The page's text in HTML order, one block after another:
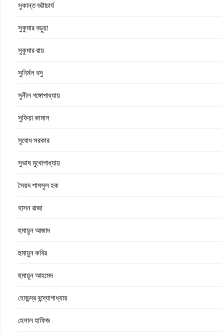
সুকান্ত ভট্টাচার্য
সুকুমার বড়ুয়া
সুকুমার রায়
সুনির্মল বসু
সুনীল গঙ্গোপাধ্যায়
সুফিয়া কামাল
সুবোধ সরকার
সুভাষ মুখোপাধ্যায়
সৈয়দ শামসুল হক
হাসন রাজা
হুমায়ুন আজাদ
হুমায়ুন কবির
হুমায়ূন আহমেদ
হেমচন্দ্র বন্দ্যোপাধ্যায়
হেলাল হাফিজ